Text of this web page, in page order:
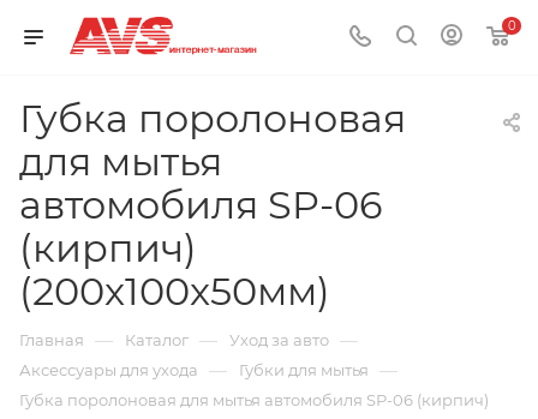
0
Губка поролоновая
для мытья
автомобиля SP-06
(кирпич)
(200x100x50мм)
Главная — Каталог — Уход за авто —
Аксессуары для ухода — Губки для мытья —
Губка поролоновая для мытья автомобиля SP-06 (кирпич)